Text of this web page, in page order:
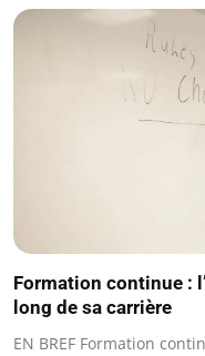
Formation continue :
long de sa carrière
EN BREF Formation